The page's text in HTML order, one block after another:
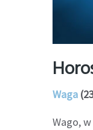
Waga
Wago,